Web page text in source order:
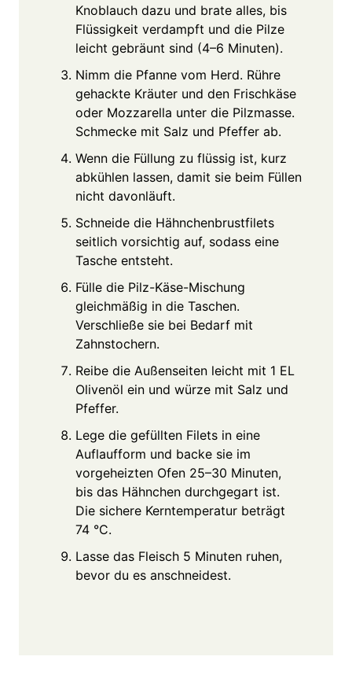
Knoblauch dazu und brate alles, bis
Flüssigkeit verdampft und die Pilze
leicht gebräunt sind (4–6 Minuten).
Nimm die Pfanne vom Herd. Rühre
gehackte Kräuter und den Frischkäse
oder Mozzarella unter die Pilzmasse.
Schmecke mit Salz und Pfeffer ab.
Wenn die Füllung zu flüssig ist, kurz
abkühlen lassen, damit sie beim Füllen
nicht davonläuft.
Schneide die Hähnchenbrustfilets
seitlich vorsichtig auf, sodass eine
Tasche entsteht.
Fülle die Pilz-Käse-Mischung
gleichmäßig in die Taschen.
Verschließe sie bei Bedarf mit
Zahnstochern.
Reibe die Außenseiten leicht mit 1 EL
Olivenöl ein und würze mit Salz und
Pfeffer.
Lege die gefüllten Filets in eine
Auflaufform und backe sie im
vorgeheizten Ofen 25–30 Minuten,
bis das Hähnchen durchgegart ist.
Die sichere Kerntemperatur beträgt
74 °C.
Lasse das Fleisch 5 Minuten ruhen,
bevor du es anschneidest.